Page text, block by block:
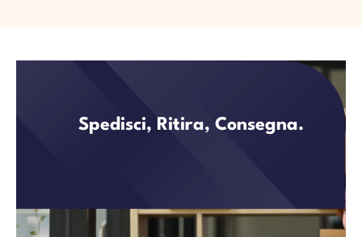
Spedisci, Ritira, Consegna.